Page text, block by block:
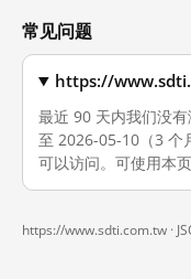
常见问题
https://
最近 90 天内我们没
至 2026-05-10（3 个
可以访问。可使用本
https://www.sdti.com.tw ·